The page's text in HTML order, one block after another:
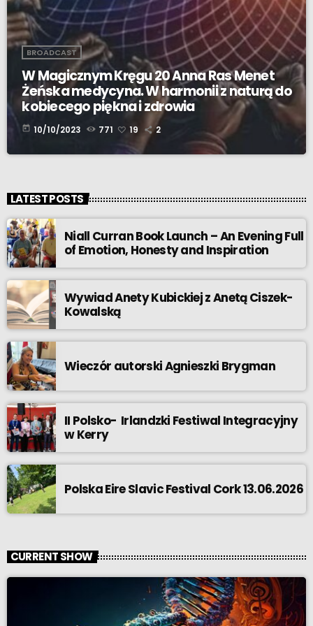
BROADCAST
W Magicznym Kręgu 20 Anna Ras Menet
Żeńska medycyna. W harmonii z naturą do
kobiecego piękna i zdrowia
today 10/10/2023 771 19 2
LATEST POSTS
Niall Curran Book Launch – An Evening Full
of Emotion, Honesty and Inspiration
Wywiad Anety Kubickiej z Anetą Ciszek-
Kowalską
Wieczór autorski Agnieszki Brygman
II Polsko- Irlandzki Festiwal Integracyjny
w Kerry
Polska Eire Slavic Festival Cork 13.06.2026
CURRENT SHOW